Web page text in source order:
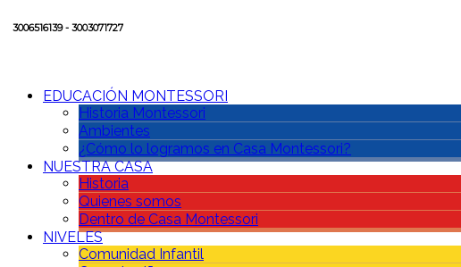
3006516139 - 3003071727
EDUCACIÓN MONTESSORI
Historia Montessori
Ambientes
¿Cómo lo logramos en Casa Montessori?
NUESTRA CASA
Historia
Quienes somos
Dentro de Casa Montessori
NIVELES
Comunidad Infantil